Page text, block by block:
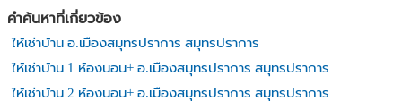
คำค้นหาที่เกี่ยวข้อง
ให้เช่าบ้าน อ.เมืองสมุทรปราการ สมุทรปราการ
ให้เช่าบ้าน 1 ห้องนอน+ อ.เมืองสมุทรปราการ สมุทรปราการ
ให้เช่าบ้าน 2 ห้องนอน+ อ.เมืองสมุทรปราการ สมุทรปราการ